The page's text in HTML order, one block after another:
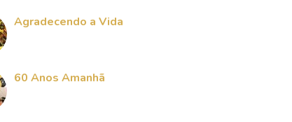
Agradecendo a Vida
60 Anos Amanhã